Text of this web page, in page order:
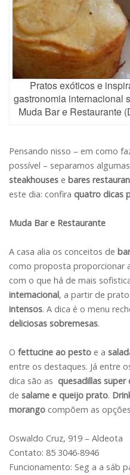
Pratos exóticos e
gastronomia internacional
Muda Bar e Restaurante
Pensando nisso – em como
possível – separamos
steakhouses e bares
este dia: confira quatro dicas
Muda Bar e Restaurante
A casa alia os conceitos de bar
como proposta proporcionar
com o que há de mais
internacional, a partir de
intensos. A dica é o menu
deliciosas sobremesas.
O fettucine ao pesto e a
entre os destaques. Já entre
dica são as quesadillas super
de salame e queijo prato.
morango compõem as
Oswaldo Cruz, 919 – Aldeota
Contato: 85 3046-8946
Funcionamento: Seg a a sáb